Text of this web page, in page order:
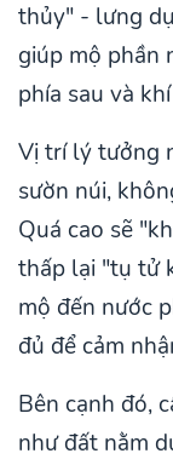
thủy" - lưng
giúp mộ phần
phía sau và
Vị trí lý tưởng
sườn núi,
Quá cao sẽ
thấp lại "tụ tử
mộ đến nước
đủ để cảm
Bên cạnh đó,
như đất nằm